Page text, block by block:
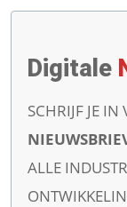
Digitale
SCHRIJF JE IN
ALLE